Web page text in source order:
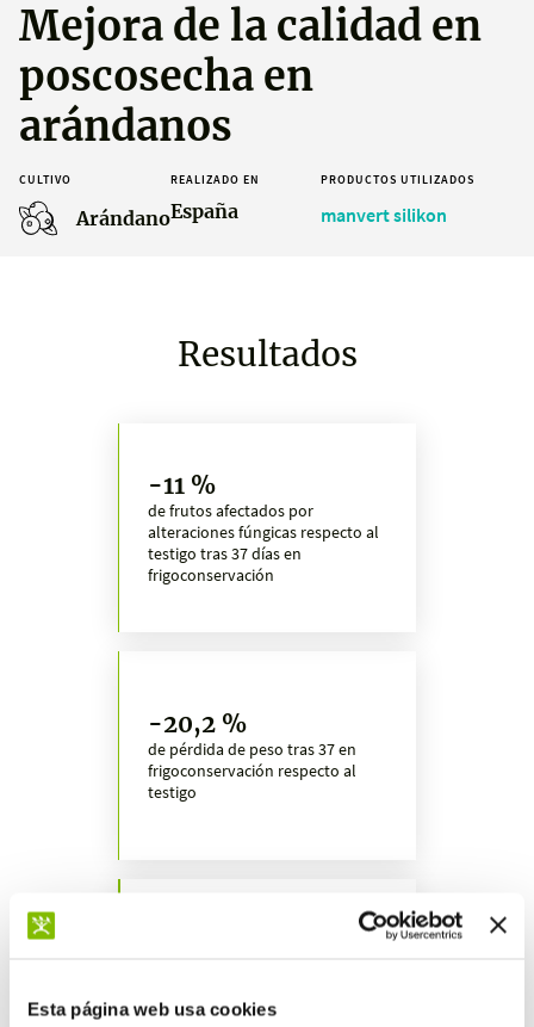
Esta página web usa cookies
Mejora de la calidad en
poscosecha en
arándanos
CULTIVO
Arándano
REALIZADO EN
España
PRODUCTOS UTILIZADOS
manvert silikon
Resultados
-11 %
de frutos afectados por
alteraciones fúngicas respecto al
testigo tras 37 días en
frigoconservación
-20,2 %
de pérdida de peso tras 37 en
frigoconservación respecto al
testigo
frigoconservación